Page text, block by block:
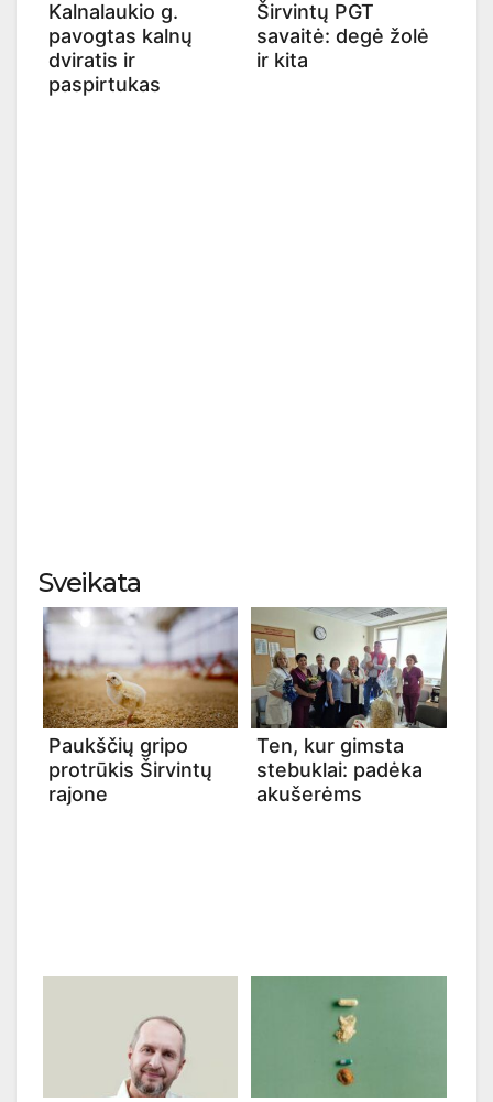
Kalnalaukio g.
pavogtas kalnų
dviratis ir
paspirtukas
Širvintų PGT
savaitė: degė žolė
ir kita
Sveikata
Paukščių gripo
protrūkis Širvintų
rajone
Ten, kur gimsta
stebuklai: padėka
akušerėms